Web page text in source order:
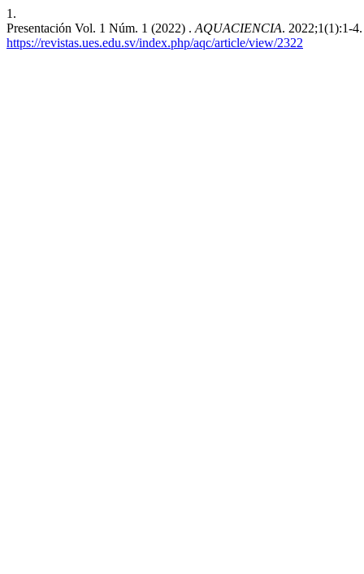
1.
Presentación Vol. 1 Núm. 1 (2022) . AQUACIENCIA. 2022;1(1):1-
https://revistas.ues.edu.sv/index.php/aqc/article/view/2322